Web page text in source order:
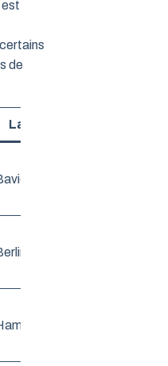
est
de
Land